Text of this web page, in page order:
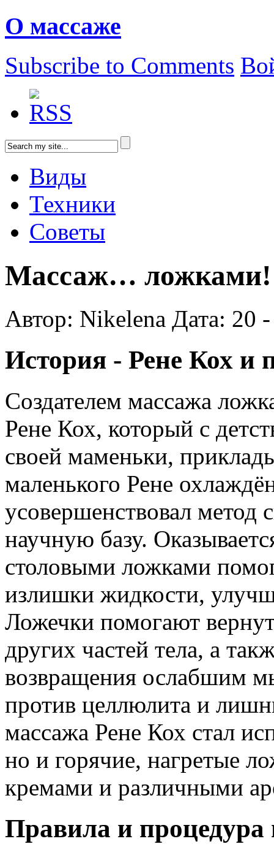
О массаже
Subscribe to Comments
Виды
Техники
Советы
Массаж… ложками!
Автор: Nikelena Дата:
История - Рене Кох и
Создателем массажа
Рене Кох, который с
своей маменьки,
маленького Рене
усовершенствовал метод
научную базу.
столовыми ложками
излишки жидкости,
Ложечки помогают
других частей тела, а
возвращения ослабшим
против целлюлита и
массажа Рене Кох стал
но и горячие, нагретые
кремами и различными
Правила и